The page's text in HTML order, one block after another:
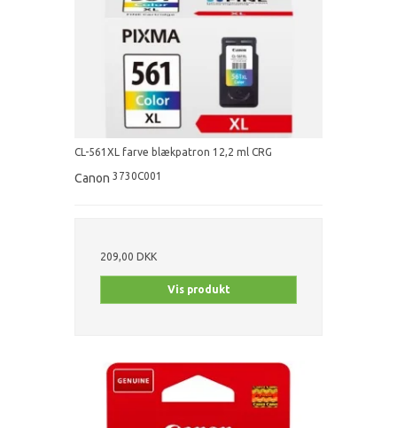
CL-561XL farve blækpatron 12,2 ml CRG
Canon 3730C001
209,00 DKK
Vis produkt